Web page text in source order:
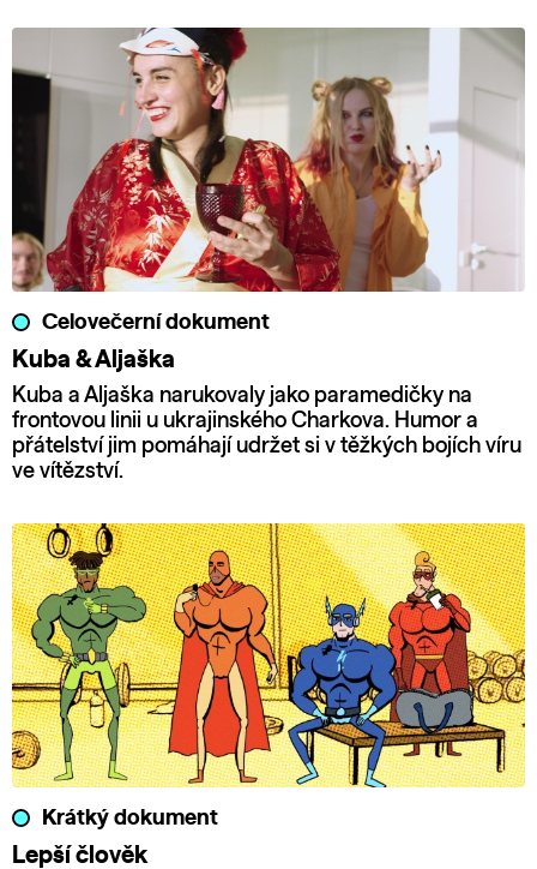
Celovečerní dokument
Kuba & Aljaška
Kuba a Aljaška narukovaly jako paramedičky na
frontovou linii u ukrajinského Charkova. Humor a
přátelství jim pomáhají udržet si v těžkých bojích víru
ve vítězství.
Krátký dokument
Lepší člověk